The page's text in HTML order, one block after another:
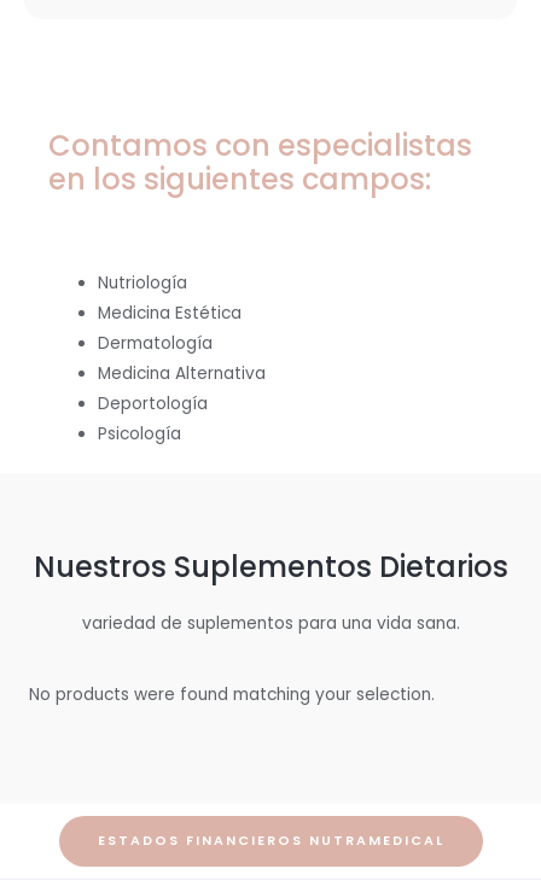
Contamos con especialistas
en los siguientes campos:
Nutriología
Medicina Estética
Dermatología
Medicina Alternativa
Deportología
Psicología
Nuestros Suplementos Dietarios
variedad de suplementos para una vida sana.
No products were found matching your selection.
ESTADOS FINANCIEROS NUTRAMEDICAL